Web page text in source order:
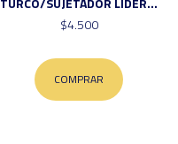
$4.500
COMPRAR